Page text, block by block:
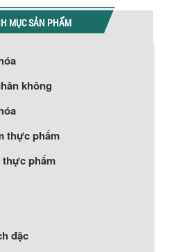
MỤC SẢN PHẨM
không
thực phẩm
thực phẩm
đặc